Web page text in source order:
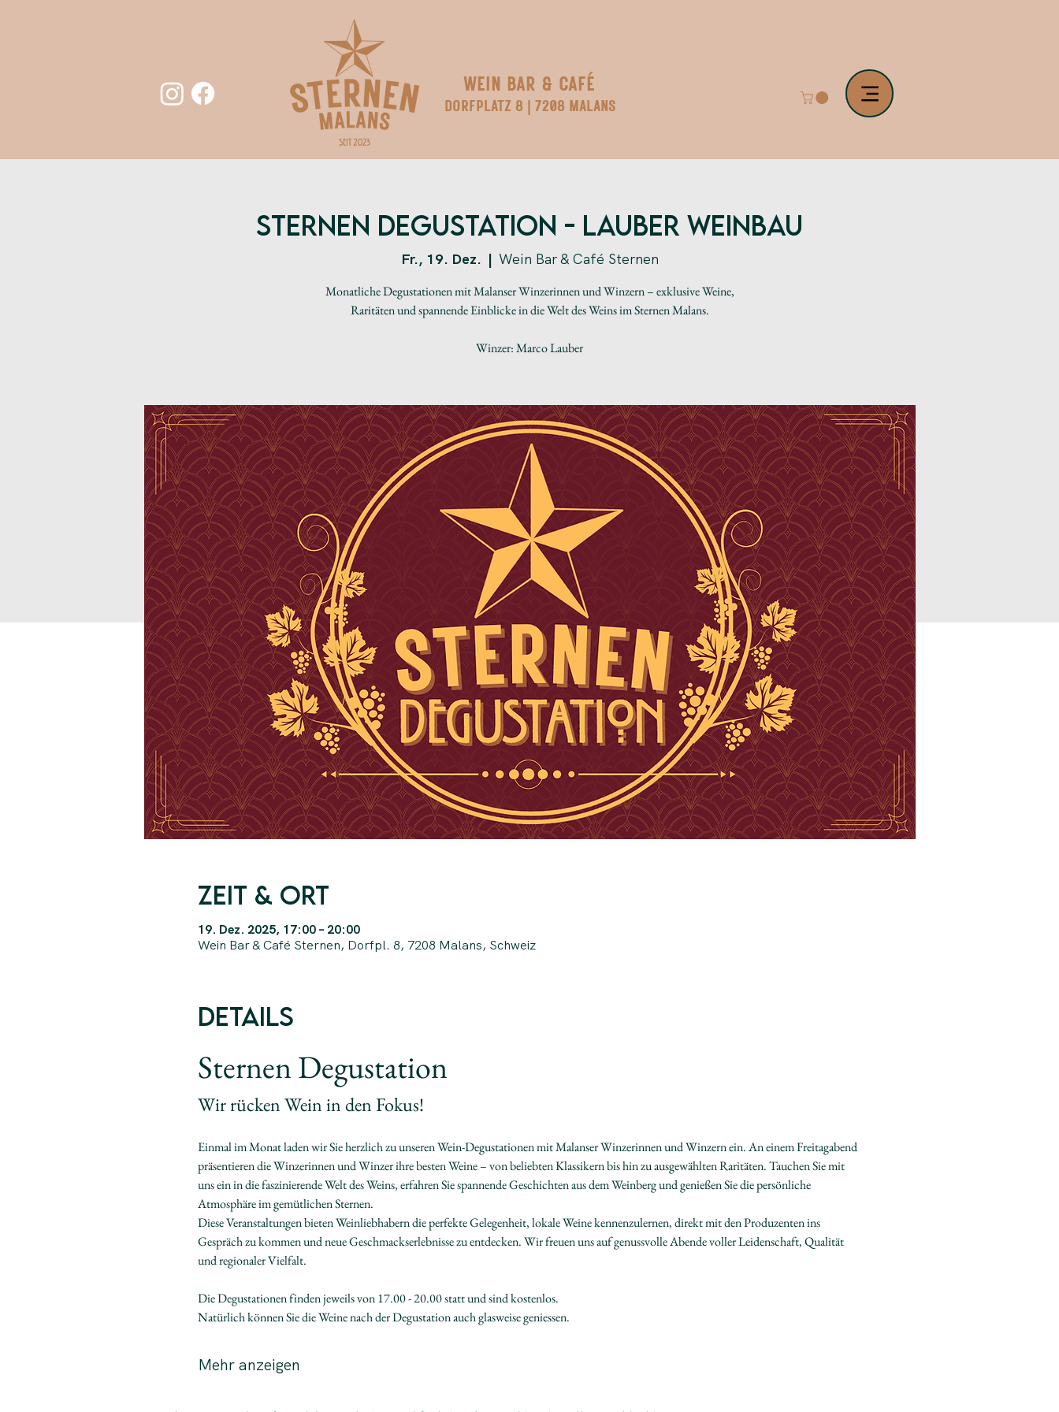
WEIN BAR & CAFÉ
DORFPLATZ 8 | 7208 MALANS
Sternen Degustation - LAUBER WEINBAU
Fr., 19. Dez.
  |
Wein Bar & Café Sternen
Monatliche Degustationen mit Malanser Winzerinnen und Winzern – exklusive Weine,
Raritäten und spannende Einblicke in die Welt des Weins im Sternen Malans.
Winzer: Marco Lauber
Zeit & Ort
19. Dez. 2025, 17:00 – 20:00
Wein Bar & Café Sternen, Dorfpl. 8, 7208 Malans, Schweiz
Details
Sternen Degustation
Wir rücken Wein in den Fokus!
Einmal im Monat laden wir Sie herzlich zu unseren Wein-Degustationen mit Malanser Winzerinnen und Winzern ein. An einem Freitagabend
präsentieren die Winzerinnen und Winzer ihre besten Weine – von beliebten Klassikern bis hin zu ausgewählten Raritäten. Tauchen Sie mit
uns ein in die faszinierende Welt des Weins, erfahren Sie spannende Geschichten aus dem Weinberg und genießen Sie die persönliche
Atmosphäre im gemütlichen Sternen.
Diese Veranstaltungen bieten Weinliebhabern die perfekte Gelegenheit, lokale Weine kennenzulernen, direkt mit den Produzenten ins
Gespräch zu kommen und neue Geschmackserlebnisse zu entdecken. Wir freuen uns auf genussvolle Abende voller Leidenschaft, Qualität
und regionaler Vielfalt.
Die Degustationen finden jeweils von 17.00 - 20.00 statt und sind kostenlos.
Natürlich können Sie die Weine nach der Degustation auch glasweise geniessen.
Mehr anzeigen